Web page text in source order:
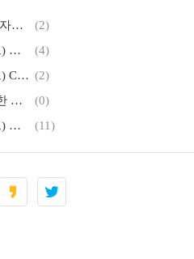
[AI] AI 시대를 맞이하는 개발자의 역할과 작업 방식의 변화
(2)
[AI] Claude Code(클로드 코드) 활용을 극대화하기 위한 최신 기술들(Skills, Slack, GitHub Actions, Chrome ETC)
(4)
[AI] Claude Code(클로드 코드) Custom Command 활용 사례 및 예시 (2)
[AI] MCP Server 디버깅을 위한 MCP Inspector
(0)
[AI] Claude Code(클로드 코드) 사용법과 고급 사용팁
(11)